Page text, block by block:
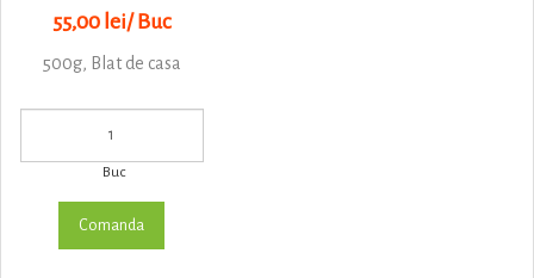
55,00 lei/ Buc
500g, Blat de casa
Buc